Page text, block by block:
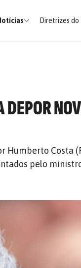
Diretrizes do
Humberto Costa
pelo